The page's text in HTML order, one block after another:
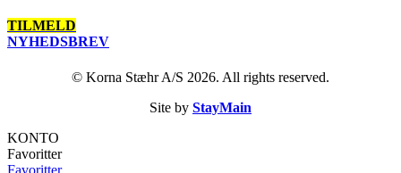
TILMELD
NYHEDSBREV
© Korna Stæhr A/S 2026. All rights reserved.
Site by StayMain
KONTO
Favoritter
Favoritter